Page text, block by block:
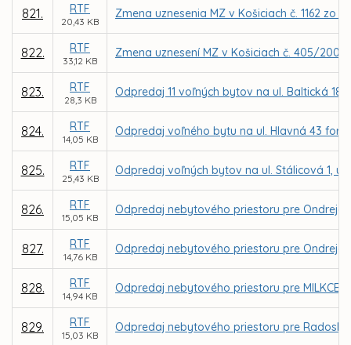
821. RTF
20,43 KB
Zmena uznesenia MZ v Košiciach č. 1162 zo
822. RTF
33,12 KB
Zmena uznesení MZ v Košiciach č. 405/
823. RTF
28,3 KB
Odpredaj 11 voľných bytov na ul. Baltická 18
824. RTF
14,05 KB
Odpredaj voľného bytu na ul. Hlavná 43
825. RTF
25,43 KB
Odpredaj voľných bytov na ul. Stálicová 1, ul.
826. RTF
15,05 KB
Odpredaj nebytového priestoru pre Ondreja
827. RTF
14,76 KB
Odpredaj nebytového priestoru pre Ondreja
828. RTF
14,94 KB
Odpredaj nebytového priestoru pre
829. RTF
15,03 KB
Odpredaj nebytového priestoru pre